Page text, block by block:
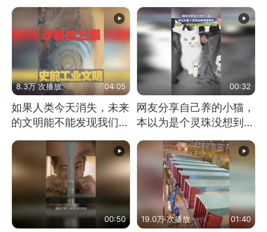
8.3万 次播放 04:05
如果人类今天消失，未来
的文明能不能发现我们存
00:32
网友分享自己养的小猫，
本以为是个灵珠没想到是
00:50 19.0万 次播放 01:40